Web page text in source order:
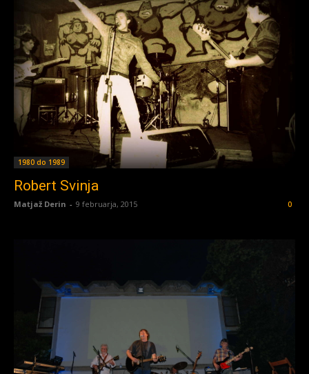
1980 do 1989
Robert Svinja
Matjaž Derin - 9 februarja, 2015 0